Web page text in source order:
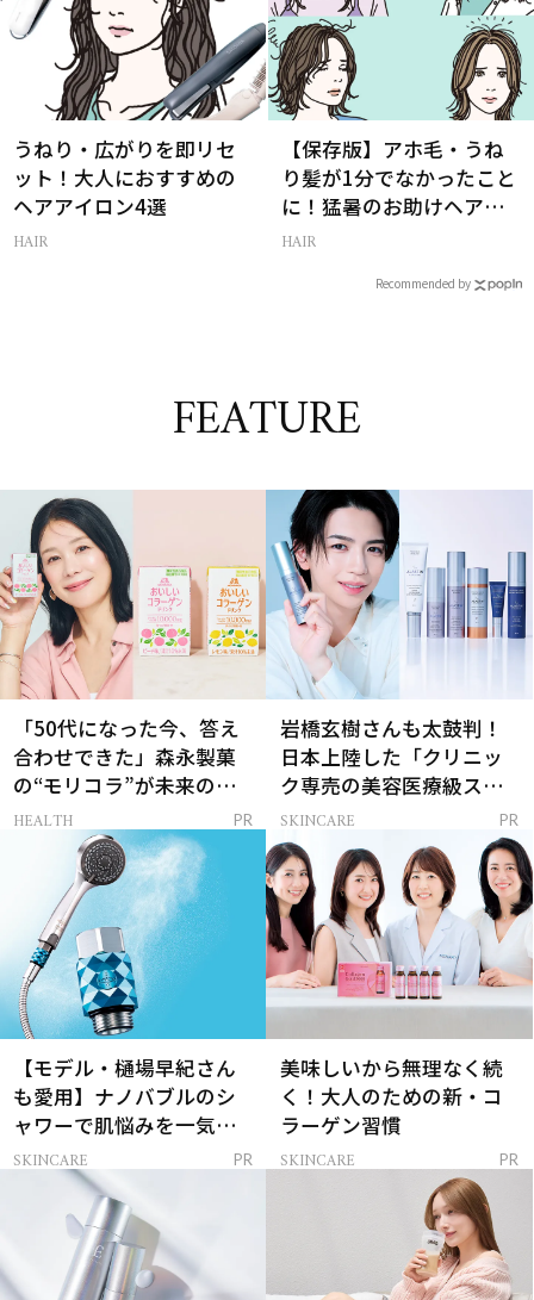
うねり・広がりを即リセ
ット！大人におすすめの
ヘアアイロン4選
HAIR
【保存版】アホ毛・うね
り髪が1分でなかったこと
に！猛暑のお助けヘアア
イテム16選
HAIR
Recommended by
FEATURE
「50代になった今、答え
合わせできた」森永製菓
の“モリコラ”が未来のキ
レイを連れてくる！
HEALTH PR
岩橋玄樹さんも太鼓判！
日本上陸した「クリニッ
ク専売の美容医療級スキ
ンケア」
SKINCARE PR
【モデル・樋場早紀さん
も愛用】ナノバブルのシ
ャワーで肌悩みを一気に
解決
SKINCARE PR
美味しいから無理なく続
く！大人のための新・コ
ラーゲン習慣
SKINCARE PR